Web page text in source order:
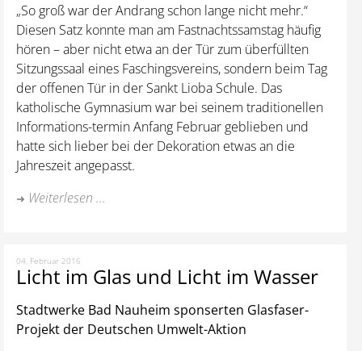
„So groß war der Andrang schon lange nicht mehr.“
Diesen Satz konnte man am Fastnachtssamstag häufig
hören – aber nicht etwa an der Tür zum überfüllten
Sitzungssaal eines Faschingsvereins, sondern beim Tag
der offenen Tür in der Sankt Lioba Schule. Das
katholische Gymnasium war bei seinem traditionellen
Informations-termin Anfang Februar geblieben und
hatte sich lieber bei der Dekoration etwas an die
Jahreszeit angepasst.
Weiterlesen ...
04. Februar 2016
Licht im Glas und Licht im Wasser
Stadtwerke Bad Nauheim sponserten Glasfaser-
Projekt der Deutschen Umwelt-Aktion